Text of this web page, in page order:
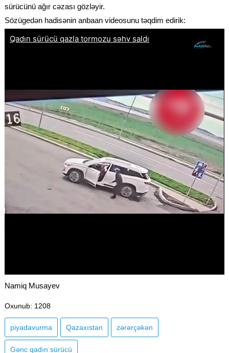
sürücünü ağır cəzası gözləyir.
Sözügedən hadisənin anbaan videosunu təqdim edirik:
Namiq Musayev
Oxunub: 1208
piyadavurma Qazaxıstan zərərçəkən
Gənc qadın sürücü